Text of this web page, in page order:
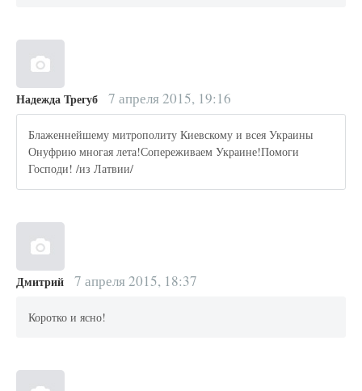
Надежда Трегуб 7 апреля 2015, 19:16
Блаженнейшему митрополиту Киевскому и всея Украины
Онуфрию многая лета!Сопереживаем Украине!Помоги
Господи! /из Латвии/
Дмитрий 7 апреля 2015, 18:37
Коротко и ясно!